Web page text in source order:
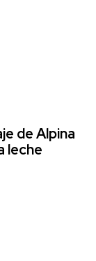
de Alpina
leche